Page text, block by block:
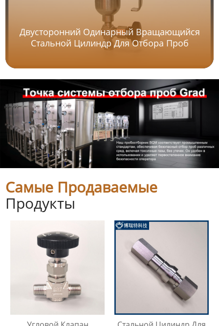
Двусторонний Одинарный Вращающийся
Стальной Цилиндр Для Отбора Проб
Самые Продаваемые
Продукты